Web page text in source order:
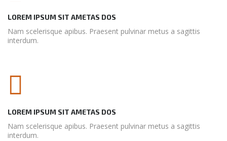
LOREM IPSUM SIT AMETAS DOS
Nam scelerisque apibus. Praesent pulvinar metus a sagittis
interdum.
LOREM IPSUM SIT AMETAS DOS
Nam scelerisque apibus. Praesent pulvinar metus a sagittis
interdum.